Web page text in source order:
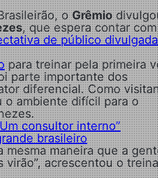
oGrêmio
, que espera contar
de público divulgada
para treinar pela primeira
parte importante dos
diferencial. Como
o ambiente difícil para o
consultor interno”
brasileiro
mesma maneira que a
acrescentou o